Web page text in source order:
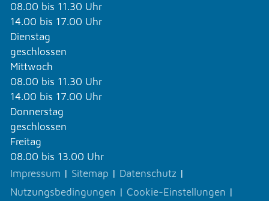
08.00 bis 11.30 Uhr
14.00 bis 17.00 Uhr
Dienstag
geschlossen
Mittwoch
08.00 bis 11.30 Uhr
14.00 bis 17.00 Uhr
Donnerstag
geschlossen
Freitag
08.00 bis 13.00 Uhr
Impressum | Sitemap | Datenschutz |
Nutzungsbedingungen | Cookie-Einstellungen |